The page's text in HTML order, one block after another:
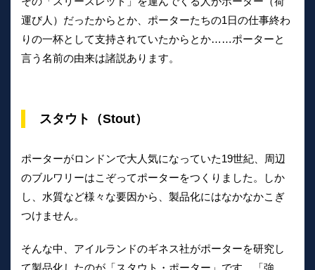
運び人）だったからとか、ポーターたちの1日の仕事終わ
りの一杯として支持されていたからとか……ポーターと
言う名前の由来は諸説あります。
スタウト（Stout）
ポーターがロンドンで大人気になっていた19世紀、周辺
のブルワリーはこぞってポーターをつくりました。しか
し、水質など様々な要因から、製品化にはなかなかこぎ
つけません。
そんな中、アイルランドのギネス社がポーターを研究し
て製品化したのが「スタウト・ポーター」です。「強